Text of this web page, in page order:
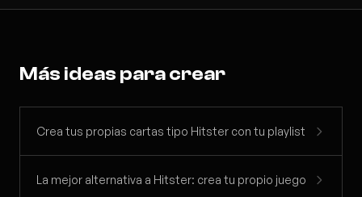
Más ideas para crear
Crea tus propias cartas tipo Hitster con tu playlist
La mejor alternativa a Hitster: crea tu propio juego